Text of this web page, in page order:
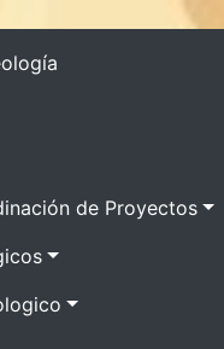
de Proyectos